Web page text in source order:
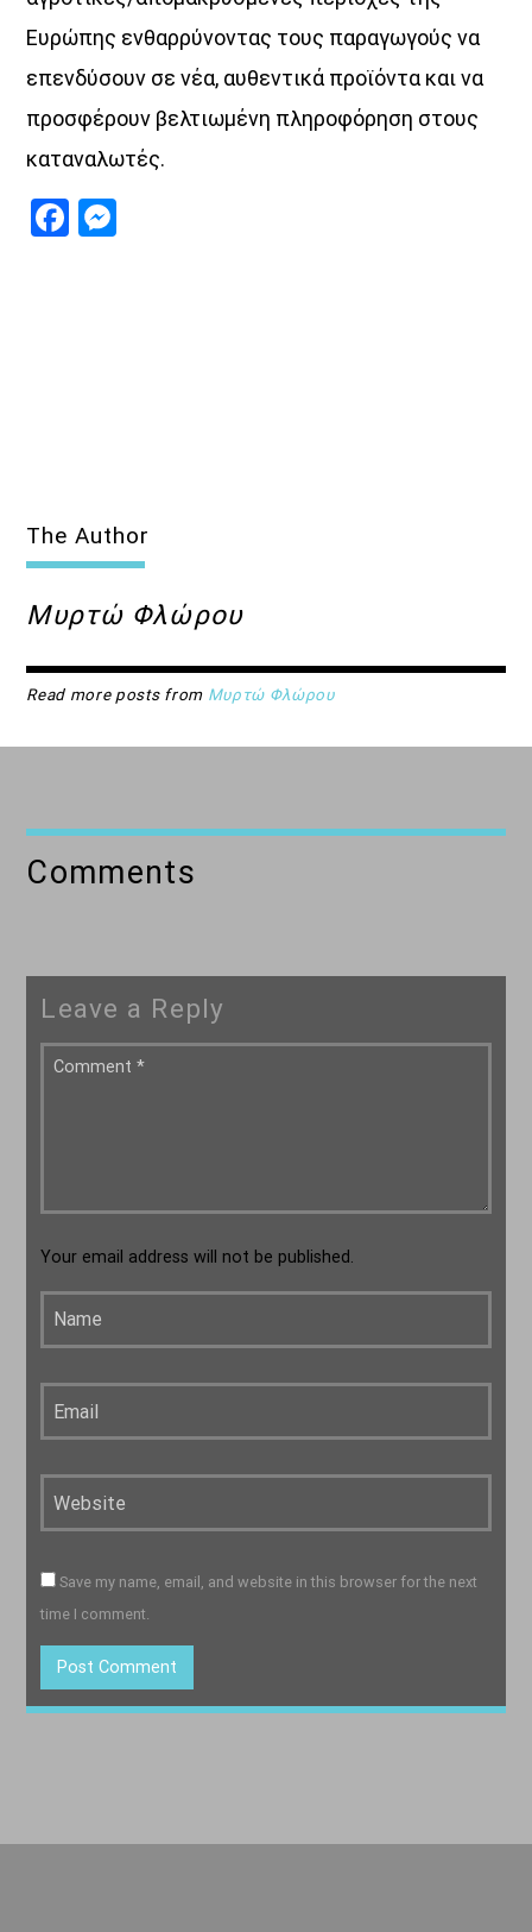
Ευρώπης ενθαρρύνοντας τους παραγωγούς να
επενδύσουν σε νέα, αυθεντικά προϊόντα και να
προσφέρουν βελτιωμένη πληροφόρηση στους
καταναλωτές.
Facebook
The Author
Μυρτώ Φλώρου
Read more posts from Μυρτώ Φλώρου
Comments
Leave a Reply
Your email address will not be published.
Save my name, email, and website in this browser for the next
time I comment.